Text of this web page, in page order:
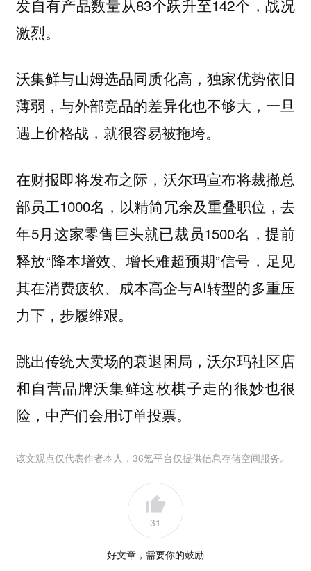
发自有产品数量从83个跃升至142个，战况
激烈。
沃集鲜与山姆选品同质化高，独家优势依旧
薄弱，与外部竞品的差异化也不够大，一旦
遇上价格战，就很容易被拖垮。
在财报即将发布之际，沃尔玛宣布将裁撤总
部员工1000名，以精简冗余及重叠职位，去
年5月这家零售巨头就已裁员1500名，提前
释放“降本增效、增长难超预期”信号，足见
其在消费疲软、成本高企与AI转型的多重压
力下，步履维艰。
跳出传统大卖场的衰退困局，沃尔玛社区店
和自营品牌沃集鲜这枚棋子走的很妙也很
险，中产们会用订单投票。
该文观点仅代表作者本人，36氪平台仅提供信息存储空间服务。
31
好文章，需要你的鼓励